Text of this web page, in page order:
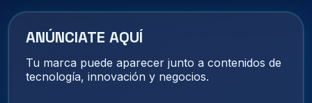
ANÚNCIATE AQUÍ
Tu marca puede aparecer junto a contenidos de
tecnología, innovación y negocios.